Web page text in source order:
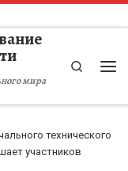
мира
Search
технического
участников